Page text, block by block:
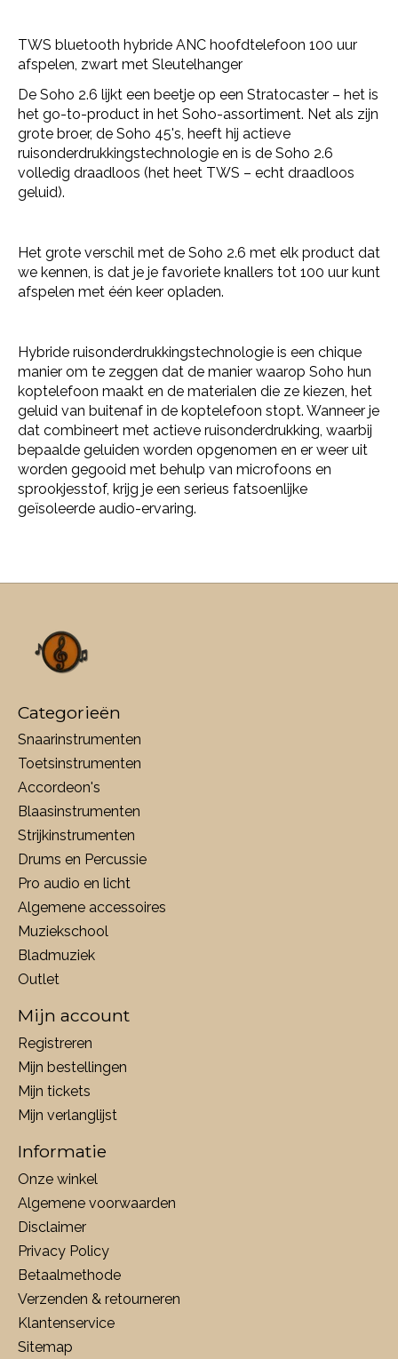
TWS bluetooth hybride ANC hoofdtelefoon 100 uur
afspelen, zwart met Sleutelhanger
De Soho 2.6 lijkt een beetje op een Stratocaster – het is
het go-to-product in het Soho-assortiment. Net als zijn
grote broer, de Soho 45's, heeft hij actieve
ruisonderdrukkingstechnologie en is de Soho 2.6
volledig draadloos (het heet TWS – echt draadloos
geluid).
Het grote verschil met de Soho 2.6 met elk product dat
we kennen, is dat je je favoriete knallers tot 100 uur kunt
afspelen met één keer opladen.
Hybride ruisonderdrukkingstechnologie is een chique
manier om te zeggen dat de manier waarop Soho hun
koptelefoon maakt en de materialen die ze kiezen, het
geluid van buitenaf in de koptelefoon stopt. Wanneer je
dat combineert met actieve ruisonderdrukking, waarbij
bepaalde geluiden worden opgenomen en er weer uit
worden gegooid met behulp van microfoons en
sprookjesstof, krijg je een serieus fatsoenlijke
geïsoleerde audio-ervaring.
Categorieën
Snaarinstrumenten
Toetsinstrumenten
Accordeon's
Blaasinstrumenten
Strijkinstrumenten
Drums en Percussie
Pro audio en licht
Algemene accessoires
Muziekschool
Bladmuziek
Outlet
Mijn account
Registreren
Mijn bestellingen
Mijn tickets
Mijn verlanglijst
Informatie
Onze winkel
Algemene voorwaarden
Disclaimer
Privacy Policy
Betaalmethode
Verzenden & retourneren
Klantenservice
Sitemap